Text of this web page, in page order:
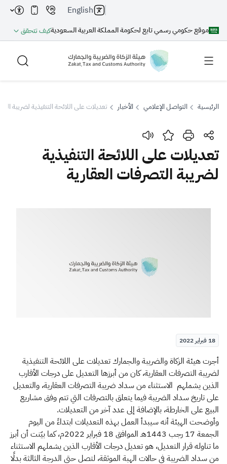
موقع حكومي رسمي تابع لحكومة المملكة العربية السعوديةكيف تتحقق
English
بحث
بحث بحث AI
اقتراحات
الرئيسية التواصل الإعلامي الأخبار تعديلات على اللائحة التنفيذية لضريبة
تعديلات على اللائحة التنفيذية
لضريبة التصرفات العقارية
18 فبراير 2022
​​​​​​​أجرت هيئة الزكاة والضريبة والجمارك تعديلات على اللائحة التنفيذية
لضريبة التصرفات العقارية، كان من أبرزها التعديل على درجات الأقارب
الذين يشملهم الاستثناء من سداد ضريبة التصرفات العقارية، والتعديل
على تاريخ سداد الضريبة فيما يتعلق بالتصرفات التي تتم وفق مشاريع
البيع على الخارطة، بالإضافة إلى عدد آخر من التعديلات.
وأوضحت الهيئة أنه سيبدأ العمل بهذه التعديلات ابتداءً من اليوم
الجمعة 17 رجب 1443هـ الموافق 18 فبراير 2022م، كما بيّنت أن أبرز
ما تناوله قرار التعديل، هو تعديل درجات الأقارب الذين يشملهم الاستثناء
من سداد الضريبة في حالات الهبة الموثقة، لتصل حتى الدرجة الثالثة بدلًا